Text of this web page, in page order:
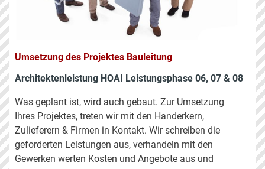
Umsetzung des Projektes Bauleitung
Architektenleistung HOAI Leistungsphase 06, 07 & 08
Was geplant ist, wird auch gebaut. Zur Umsetzung
Ihres Projektes, treten wir mit den Handerkern,
Zulieferern & Firmen in Kontakt. Wir schreiben die
geforderten Leistungen aus, verhandeln mit den
Gewerken werten Kosten und Angebote aus und